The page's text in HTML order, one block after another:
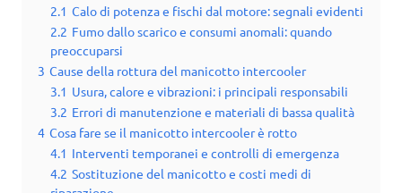
2.1 Calo di potenza e fischi dal motore: segnali evidenti
2.2 Fumo dallo scarico e consumi anomali: quando
preoccuparsi
3 Cause della rottura del manicotto intercooler
3.1 Usura, calore e vibrazioni: i principali responsabili
3.2 Errori di manutenzione e materiali di bassa qualità
4 Cosa fare se il manicotto intercooler è rotto
4.1 Interventi temporanei e controlli di emergenza
4.2 Sostituzione del manicotto e costi medi di